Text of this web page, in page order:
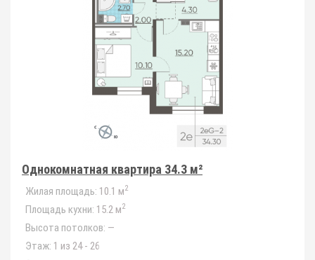
Однокомнатная квартира 34.3 м²
Жилая площадь: 10.1 м2
Площадь кухни: 15.2 м2
Высота потолков: —
Этаж: 1 из 24 - 26